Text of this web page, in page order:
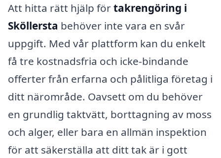
Att hitta rätt hjälp förtakrengöring i
Sköllersta behöver inte vara en svår
uppgift. Med vår plattform kan du enkelt
få tre kostnadsfria och icke-bindande
offerter från erfarna och pålitliga företag i
ditt närområde. Oavsett om du behöver
en grundlig taktvätt, borttagning av moss
och alger, eller bara en allmän inspektion
för att säkerställa att ditt tak är i gott